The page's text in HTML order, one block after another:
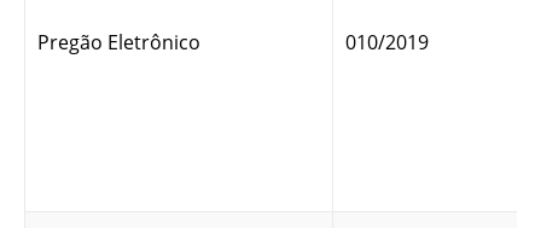
Pregão Eletrônico 010/2019